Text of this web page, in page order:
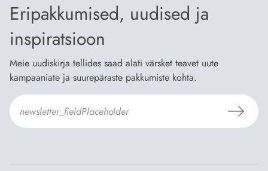
Eripakkumised, uudised ja
inspiratsioon
Meie uudiskirja tellides saad alati värsket teavet uute
kampaaniate ja suurepäraste pakkumiste kohta.